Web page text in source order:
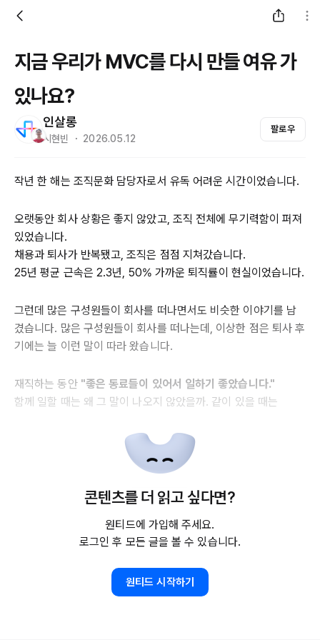
지금 우리가 MVC를 다시 만들 여유 가
있나요?
인살롱
시현빈 ・ 2026.05.12
팔로우
작년 한 해는 조직문화 담당자로서 유독 어려운 시간이었습니다.
오랫동안 회사 상황은 좋지 않았고, 조직 전체에 무기력함이 퍼져
있었습니다.
채용과 퇴사가 반복됐고, 조직은 점점 지쳐갔습니다.
25년 평균 근속은 2.3년, 50% 가까운 퇴직률이 현실이었습니다.
그런데 많은 구성원들이 회사를 떠나면서도 비슷한 이야기를 남
겼습니다. 많은 구성원들이 회사를 떠나는데, 이상한 점은 퇴사 후
기에는 늘 이런 말이 따라 왔습니다.
재직하는 동안 "좋은 동료들이 있어서 일하기 좋았습니다."
함께 일할 때는 왜 그 말이 나오지 않았을까. 같이 있을 때는
콘텐츠를 더 읽고 싶다면?
원티드에 가입해 주세요.
로그인 후 모든 글을 볼 수 있습니다.
원티드 시작하기